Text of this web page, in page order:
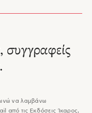
συγγραφείς
να λαμβάνω
από τις Εκδόσεις Ίκαρος,